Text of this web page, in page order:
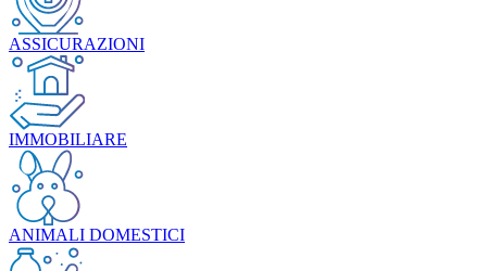
ASSICURAZIONI
IMMOBILIARE
ANIMALI DOMESTICI